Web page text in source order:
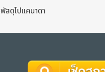
สดุไปแคนาดา